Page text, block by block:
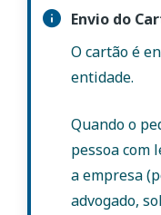
Envio do
O cartão é
entidade.
Quando o
pessoa com
a empresa
advogado,